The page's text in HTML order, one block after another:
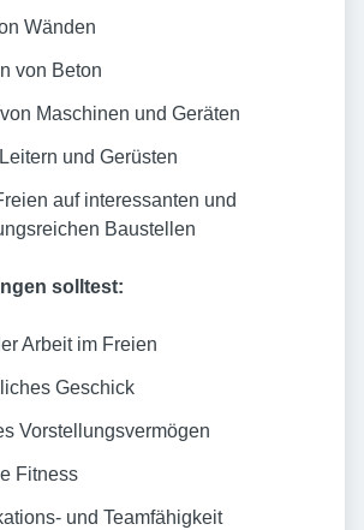
Wänden
von Beton
Maschinen und Geräten
und Gerüsten
auf interessanten und
Baustellen
solltest:
Arbeit im Freien
Geschick
Vorstellungsvermögen
Fitness
und Teamfähigkeit